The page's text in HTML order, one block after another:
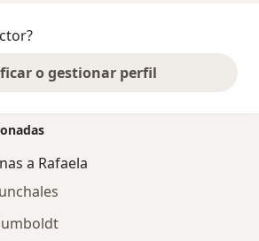
o gestionar perfil
a Rafaela